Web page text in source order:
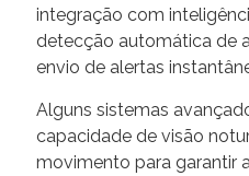
integração com
detecção automática de
envio de alertas
Alguns sistemas
capacidade de visão
movimento para garantir